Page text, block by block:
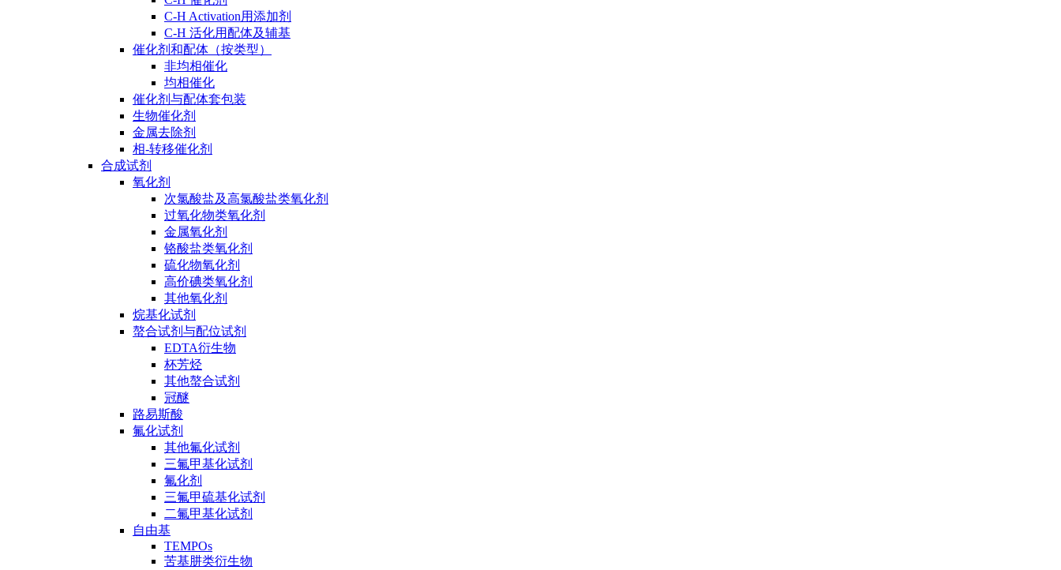
C-H Activation用添加剂
C-H 活化用配体及辅基
催化剂和配体（按类型）
非均相催化
均相催化
催化剂与配体套包装
生物催化剂
金属去除剂
相-转移催化剂
合成试剂
氧化剂
次氯酸盐及高氯酸盐类氧化剂
过氧化物类氧化剂
金属氧化剂
铬酸盐类氧化剂
硫化物氧化剂
高价碘类氧化剂
其他氧化剂
烷基化试剂
螯合试剂与配位试剂
EDTA衍生物
杯芳烃
其他螯合试剂
冠醚
路易斯酸
氟化试剂
其他氟化试剂
三氟甲基化试剂
氟化剂
三氟甲硫基化试剂
二氟甲基化试剂
自由基
TEMPOs
苦基肼类衍生物